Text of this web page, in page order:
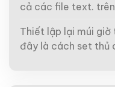
cả các file text.
Thiết lập lại múi giờ
đây là cách set thủ